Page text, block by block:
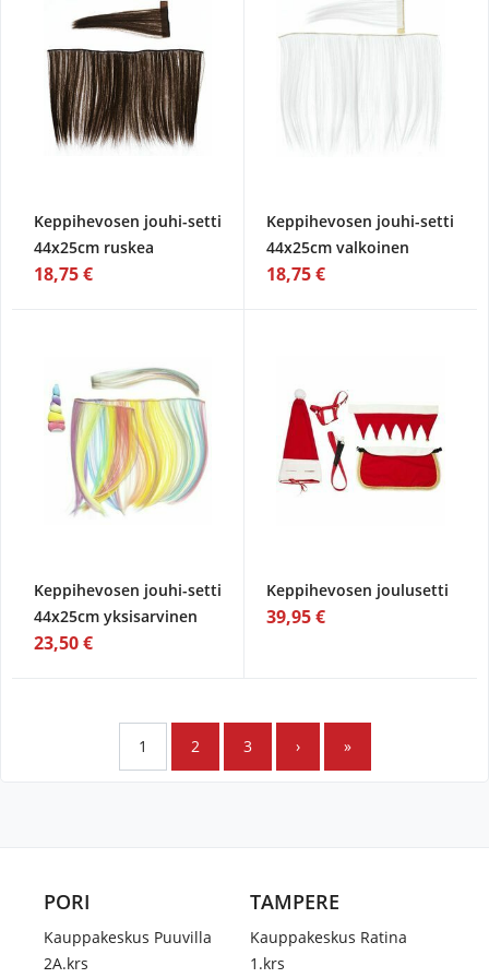
Keppihevosen jouhi-setti
44x25cm ruskea
18,75 €
Keppihevosen jouhi-setti
44x25cm valkoinen
18,75 €
Keppihevosen jouhi-setti
44x25cm yksisarvinen
23,50 €
Keppihevosen joulusetti
39,95 €
1 2 3 › »
PORI
Kauppakeskus Puuvilla
2A.krs
TAMPERE
Kauppakeskus Ratina
1.krs